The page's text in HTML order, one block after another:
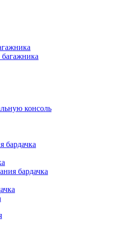
консоль
бардачка
бардачка